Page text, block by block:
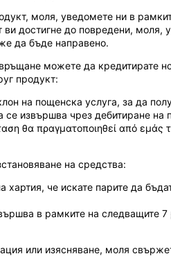
моля, уведомете ни в
достигне до повредени, моля,
да бъде направено.
можете да кредитирате
продукт:
на пощенска услуга, за да
се извършва чрез дебитиране
θα πραγματοποιηθεί από εμάς
на средства:
хартия, че искате парите да
в рамките на следващите
или изясняване, моля